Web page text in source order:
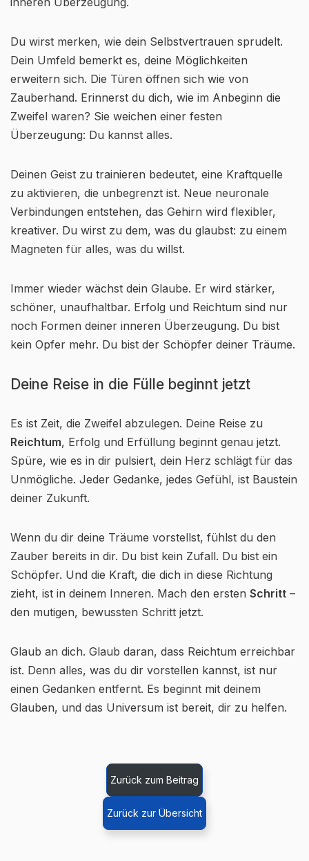
Du wirst merken, wie dein Selbstvertrauen sprudelt.
Dein Umfeld bemerkt es, deine Möglichkeiten
erweitern sich. Die Türen öffnen sich wie von
Zauberhand. Erinnerst du dich, wie im Anbeginn die
Zweifel waren? Sie weichen einer festen
Überzeugung: Du kannst alles.
Deinen Geist zu trainieren bedeutet, eine Kraftquelle
zu aktivieren, die unbegrenzt ist. Neue neuronale
Verbindungen entstehen, das Gehirn wird flexibler,
kreativer. Du wirst zu dem, was du glaubst: zu einem
Magneten für alles, was du willst.
Immer wieder wächst dein Glaube. Er wird stärker,
schöner, unaufhaltbar. Erfolg und Reichtum sind nur
noch Formen deiner inneren Überzeugung. Du bist
kein Opfer mehr. Du bist der Schöpfer deiner Träume.
Deine Reise in die Fülle beginnt jetzt
Es ist Zeit, die Zweifel abzulegen. Deine Reise zu
Reichtum, Erfolg und Erfüllung beginnt genau jetzt.
Spüre, wie es in dir pulsiert, dein Herz schlägt für das
Unmögliche. Jeder Gedanke, jedes Gefühl, ist Baustein
deiner Zukunft.
Wenn du dir deine Träume vorstellst, fühlst du den
Zauber bereits in dir. Du bist kein Zufall. Du bist ein
Schöpfer. Und die Kraft, die dich in diese Richtung
zieht, ist in deinem Inneren. Mach den ersten Schritt –
den mutigen, bewussten Schritt jetzt.
Glaub an dich. Glaub daran, dass Reichtum erreichbar
ist. Denn alles, was du dir vorstellen kannst, ist nur
einen Gedanken entfernt. Es beginnt mit deinem
Glauben, und das Universum ist bereit, dir zu helfen.
Zurück zum Beitrag
Zurück zur Übersicht